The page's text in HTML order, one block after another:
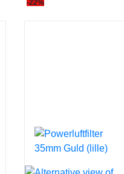
-22%